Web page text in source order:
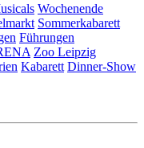
Wochenende
Sommerkabarett
Führungen
Zoo Leipzig
Kabarett Dinner-Show